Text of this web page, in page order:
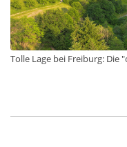
Tolle Lage bei Freiburg: